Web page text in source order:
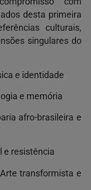
desta primeira
culturais,
singulares do
e identidade
e memória
afro-brasileira e
resistência
transformista e